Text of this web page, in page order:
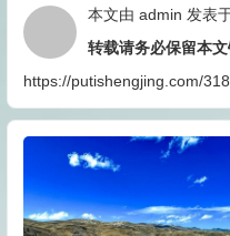
本文由 admin 发表
转载请务必保留本文
https://putishengjing.com/